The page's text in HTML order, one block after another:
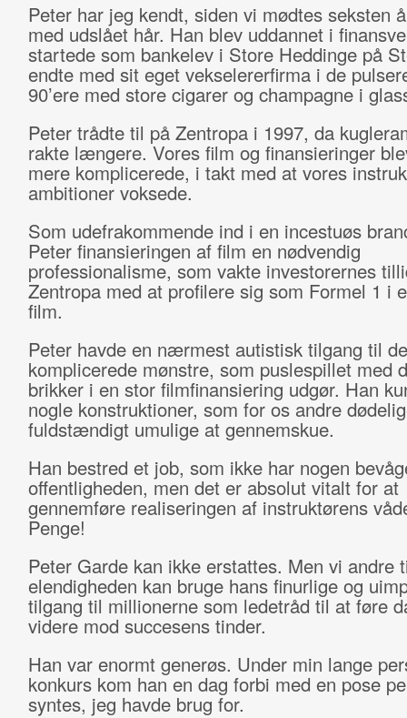
Peter har jeg kendt, siden vi mødtes seksten
med udslået hår. Han blev uddannet i
startede som bankelev i Store Heddinge på
endte med sit eget vekselererfirma i de
90’ere med store cigarer og champagne i
Peter trådte til på Zentropa i 1997, da
rakte længere. Vores film og finansieringer
mere komplicerede, i takt med at vores
ambitioner voksede.
Som udefrakommende ind i en incestuøs
Peter finansieringen af film en nødvendig
professionalisme, som vakte investorernes
Zentropa med at profilere sig som Formel 1 i
film.
Peter havde en nærmest autistisk tilgang til de
komplicerede mønstre, som puslespillet med
brikker i en stor filmfinansiering udgør. Han
nogle konstruktioner, som for os andre
fuldstændigt umulige at gennemskue.
Han bestred et job, som ikke har nogen
offentligheden, men det er absolut vitalt for at
gennemføre realiseringen af instruktørens
Penge!
Peter Garde kan ikke erstattes. Men vi andre
elendigheden kan bruge hans finurlige og
tilgang til millionerne som ledetråd til at føre
videre mod succesens tinder.
Han var enormt generøs. Under min lange
konkurs kom han en dag forbi med en pose
syntes, jeg havde brug for.